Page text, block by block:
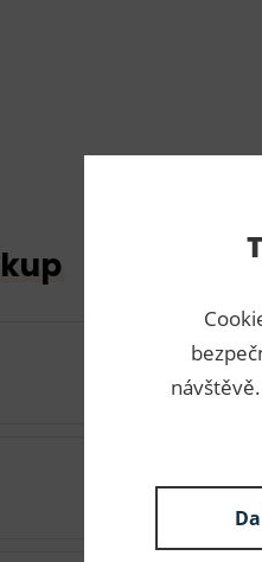
10
skladem